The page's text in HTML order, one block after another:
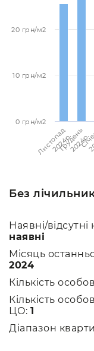
Листопад
2024p.
Грудень
2024p.
0 грн/м2
10 грн/м2
20 грн/м2
Без
Наявні/
наявні
Місяць
2024
Кількість
Кількість
ЦО: 1
Діапазон